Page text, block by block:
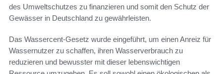
des Umweltschutzes zu finanzieren und somit den Schutz der
Gewässer in Deutschland zu gewährleisten.
Das Wassercent-Gesetz wurde eingeführt, um einen Anreiz für
Wassernutzer zu schaffen, ihren Wasserverbrauch zu
reduzieren und bewusster mit dieser lebenswichtigen